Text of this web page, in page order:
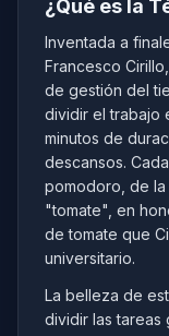
¿Qué es la
Inventada a
Francesco
de gestión del
dividir el trabajo
minutos de
descansos.
pomodoro, de la
"tomate", en
de tomate que
universitario.
La belleza de
dividir las tareas